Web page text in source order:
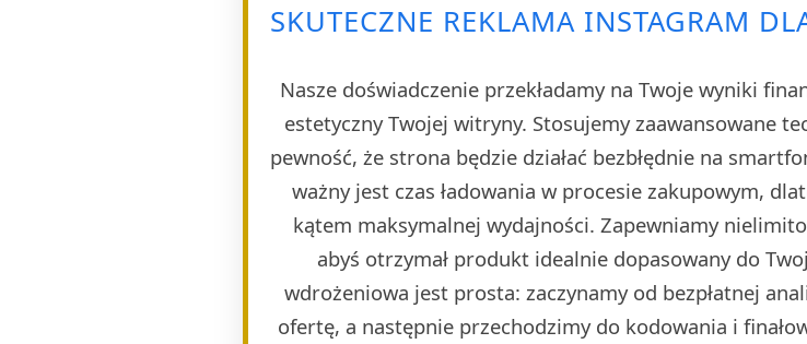
SKUTECZNE REKLAMA INSTAGRAM
Nasze doświadczenie przekładamy na Twoje wyniki
estetyczny Twojej witryny. Stosujemy zaawansowane
pewność, że strona będzie działać bezbłędnie na
ważny jest czas ładowania w procesie zakupowym,
kątem maksymalnej wydajności. Zapewniamy
abyś otrzymał produkt idealnie dopasowany do
wdrożeniowa jest prosta: zaczynamy od bezpłatnej
ofertę, a następnie przechodzimy do kodowania i